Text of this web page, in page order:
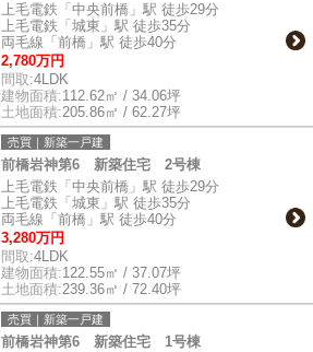
上毛電鉄「中央前橋」駅 徒歩29分
上毛電鉄「城東」駅 徒歩35分
両毛線「前橋」駅 徒歩40分
2,780万円
間取:4LDK
建物面積:112.62㎡ / 34.06坪
土地面積:205.86㎡ / 62.27坪
売買｜新築一戸建
前橋岩神第6 新築住宅 2号棟
上毛電鉄「中央前橋」駅 徒歩29分
上毛電鉄「城東」駅 徒歩35分
両毛線「前橋」駅 徒歩40分
3,280万円
間取:4LDK
建物面積:122.55㎡ / 37.07坪
土地面積:239.36㎡ / 72.40坪
売買｜新築一戸建
前橋岩神第6 新築住宅 1号棟